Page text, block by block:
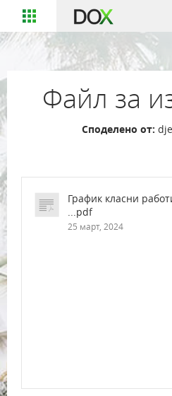
Файл за
Споделено от:
График класни
...pdf
25 март, 2024